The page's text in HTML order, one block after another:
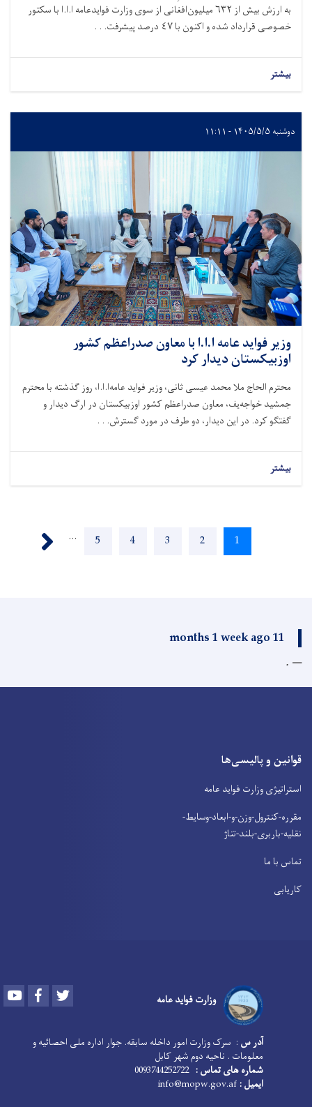
به ارزش بیش از۶۳۲میلیون‌افغانی از سوی وزارت فوایدعامه ا.ا.ا با سکتور
خصوصی قرارداد شده و اکنون با ٤٧ درصد پیشرفت. . .
بیشتر
دوشنبه ۱۴۰۵/۵/۵ - ۱۱:۱۱
وزیر فواید عامه ا.ا.ا با معاون صدراعظم کشور
اوزبیکستان دیدار کرد
محترم الحاج ملا محمد عیسی ثانی، وزیر فواید عامه‌ا.ا.ا، روز گذشته با محترم
جمشید خواجه‌یف، معاون صدراعظم کشور اوزبیکستان در ارگ دیدار و
گفتگو کرد. در این دیدار، دو طرف در مورد گسترش. . .
بیشتر
Current
1
Page
2
Page
3
Page
4
Page
5
…
11 months 1 week ago
.
قوانین و پالیسی‌ها
استراتیژی وزارت فواید عامه
مقرره-کنترول-وزن-و-ابعاد-وسایط-
نقلیه-باربری-بلند-تناژ
تماس با ما
کاریابی
وزارت فواید عامه Youtube Facebook
آدر س : سرک وزارت امور داخله سابقه. جوار اداره ملی احصائیه و
معلومات . ناحیه دوم شهر کابل
شماره های تماس : 0093744252722
ایمیل :